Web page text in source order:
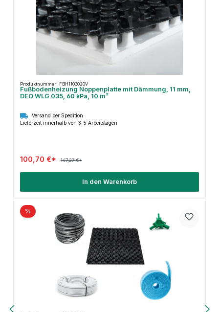
Produktnummer: FBH1103020V
Fußbodenheizung Noppenplatte mit Dämmung, 11 mm,
DEO WLG 035, 60 kPa, 10 m²
Versand per Spedition
Lieferzeit innerhalb von 3-5 Arbeitstagen
100,70 €* 147,27 €*
In den Warenkorb
%